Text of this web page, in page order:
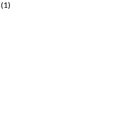
(1)